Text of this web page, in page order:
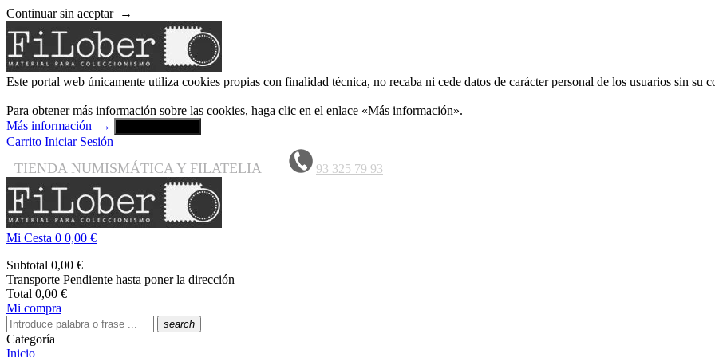
Continuar sin aceptar →
Este portal web únicamente utiliza cookies propias con finalidad técnica, no recaba ni cede datos de carácter personal de los usuarios sin su
Para obtener más información sobre las cookies, haga clic en el enlace «Más información».
Más información
→
Carrito Iniciar Sesión
TIENDA NUMISMÁTICA Y FILATELIA 93 325 79 93
Mi Cesta 0 0,00 €
Subtotal 0,00 €
Transporte Pendiente hasta poner la dirección
Total 0,00 €
Mi compra
search
Categoría
Inicio